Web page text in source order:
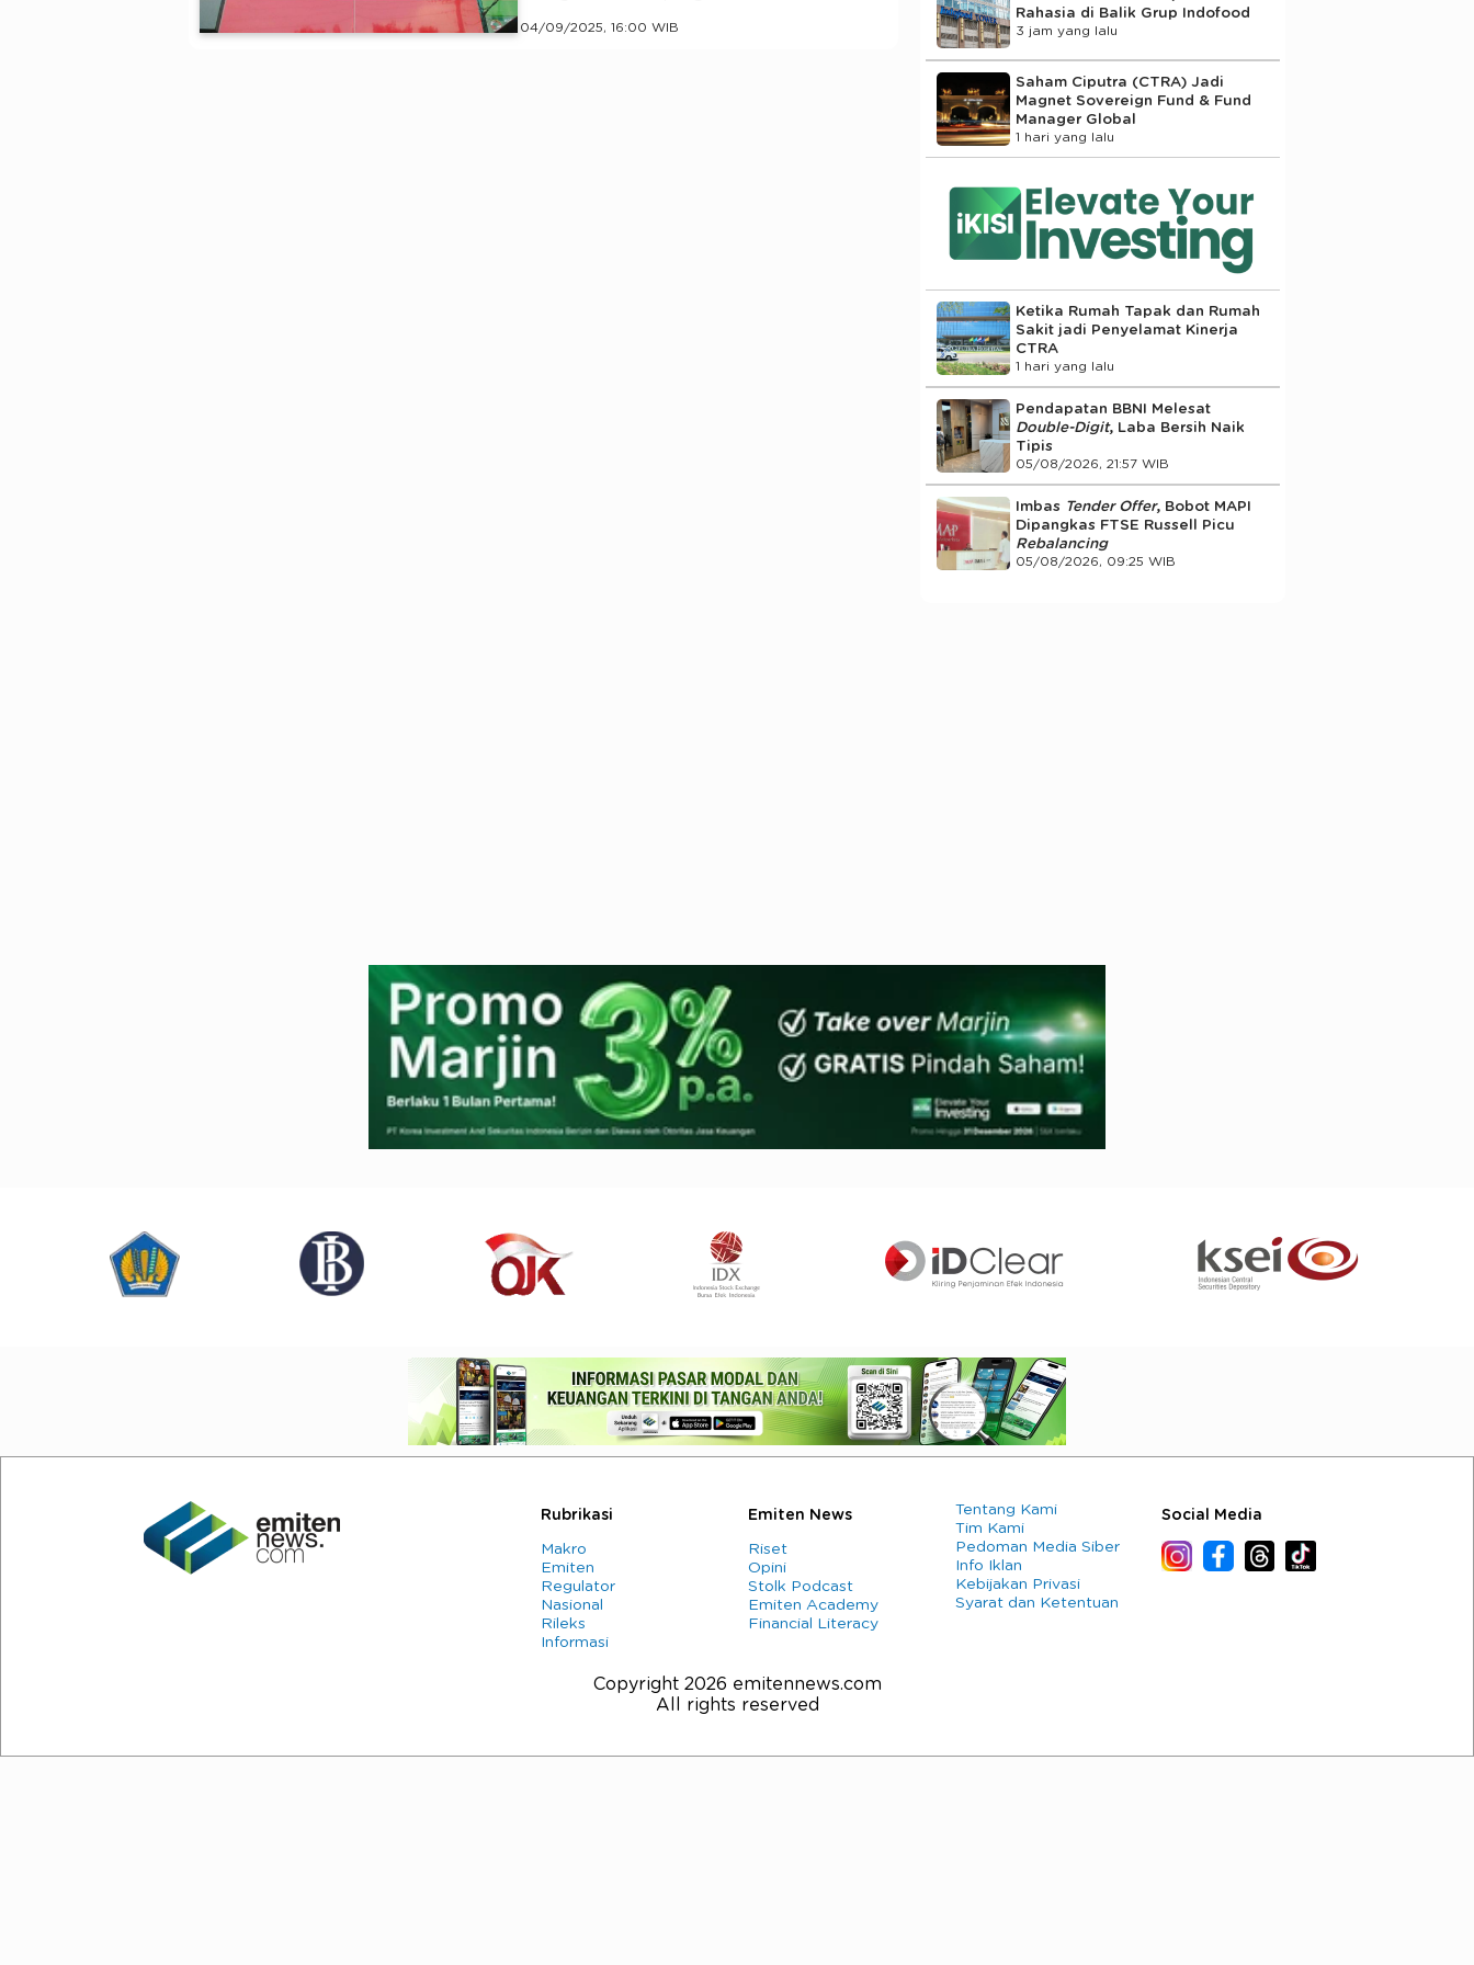
04/09/2025, 16:00 WIB
Rahasia di Balik Grup Indofood
3 jam yang lalu
Saham Ciputra (CTRA) Jadi
Magnet Sovereign Fund & Fund
Manager Global
1 hari yang lalu
Ketika Rumah Tapak dan Rumah
Sakit jadi Penyelamat Kinerja
CTRA
1 hari yang lalu
Pendapatan BBNI Melesat
Double-Digit, Laba Bersih Naik
Tipis
05/08/2026, 21:57 WIB
Imbas Tender Offer, Bobot MAPI
Dipangkas FTSE Russell Picu
Rebalancing
05/08/2026, 09:25 WIB
Rubrikasi
Makro
Emiten
Regulator
Nasional
Rileks
Informasi
Emiten News
Riset
Opini
Stolk Podcast
Emiten Academy
Financial Literacy
Tentang Kami
Tim Kami
Pedoman Media Siber
Info Iklan
Kebijakan Privasi
Syarat dan Ketentuan
Social Media
Copyright 2026 emitennews.com
All rights reserved